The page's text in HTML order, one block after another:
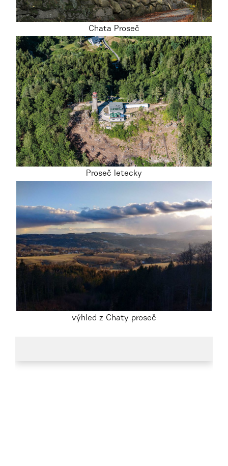
Chata Proseč
Proseč letecky
výhled z Chaty proseč